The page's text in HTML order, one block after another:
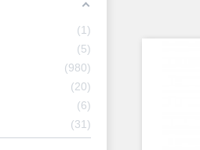
1
5
980
20
6
31